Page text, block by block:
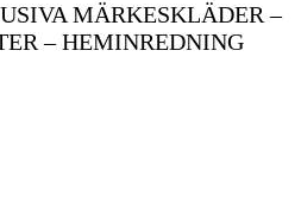
MÄRKESKLÄDER –
– HEMINREDNING